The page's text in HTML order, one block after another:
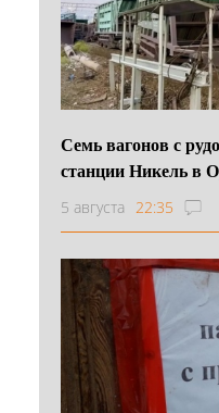
Семь вагонов с
станции Никель в
5 августа 22:35